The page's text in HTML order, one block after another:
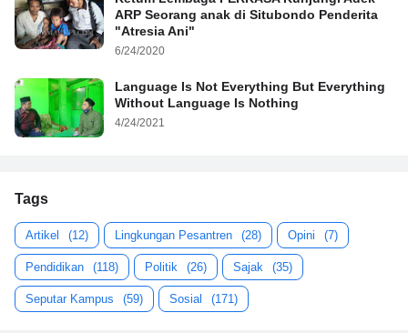
ARP Seorang anak di Situbondo Penderita
"Atresia Ani"
6/24/2020
Language Is Not Everything But Everything
Without Language Is Nothing
4/24/2021
Tags
Artikel (12) Lingkungan Pesantren (28) Opini (7)
Pendidikan (118) Politik (26) Sajak (35)
Seputar Kampus (59) Sosial (171)